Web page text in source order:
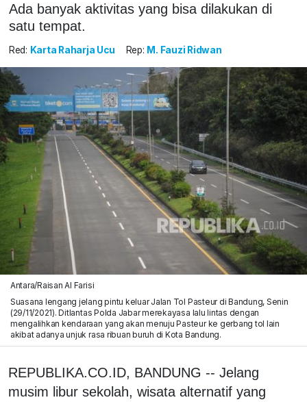
Ada banyak aktivitas yang bisa dilakukan di
satu tempat.
Red: Karta Raharja Ucu Rep: M. Fauzi Ridwan
Antara/Raisan Al Farisi
Suasana lengang jelang pintu keluar Jalan Tol Pasteur di Bandung, Senin
(29/11/2021). Ditlantas Polda Jabar merekayasa lalu lintas dengan
mengalihkan kendaraan yang akan menuju Pasteur ke gerbang tol lain
akibat adanya unjuk rasa ribuan buruh di Kota Bandung.
REPUBLIKA.CO.ID, BANDUNG -- Jelang
musim libur sekolah, wisata alternatif yang